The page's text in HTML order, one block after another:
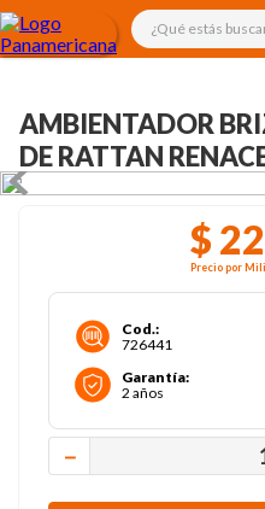
¿Qué estás
AMBIENTADOR
DE RATTAN
$ 22
Precio por
Cod.:
726441
Garantía:
2 años
－